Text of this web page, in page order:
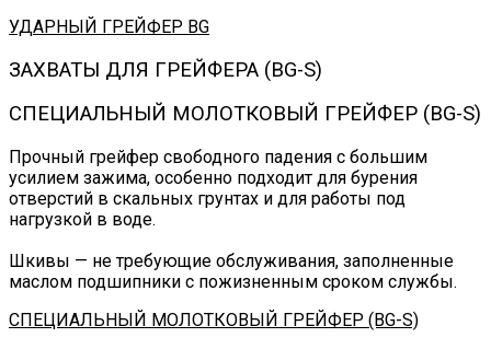
УДАРНЫЙ ГРЕЙФЕР BG
ЗАХВАТЫ ДЛЯ ГРЕЙФЕРА (BG-S)
СПЕЦИАЛЬНЫЙ МОЛОТКОВЫЙ ГРЕЙФЕР (BG-S)
Прочный грейфер свободного падения с большим
усилием зажима, особенно подходит для бурения
отверстий в скальных грунтах и для работы под
нагрузкой в воде.
Шкивы — не требующие обслуживания, заполненные
маслом подшипники с пожизненным сроком службы.
СПЕЦИАЛЬНЫЙ МОЛОТКОВЫЙ ГРЕЙФЕР (BG-S)